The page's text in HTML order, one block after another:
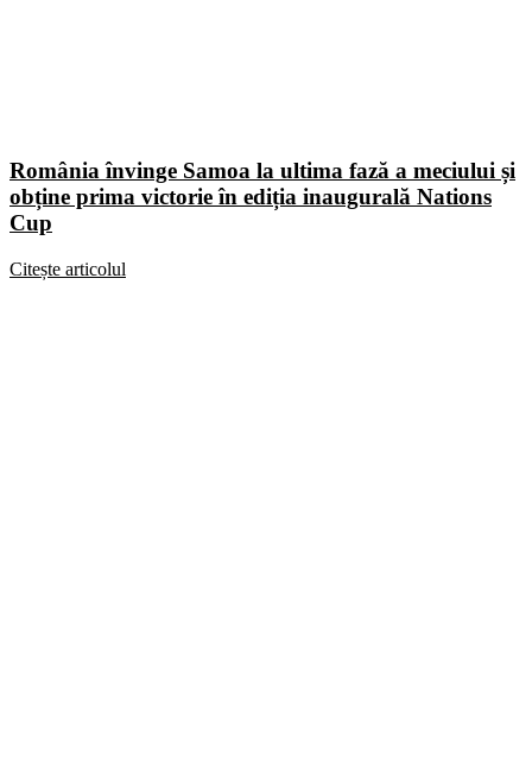
România învinge Samoa la ultima fază a meciului și
obține prima victorie în ediția inaugurală Nations
Cup
Citește articolul